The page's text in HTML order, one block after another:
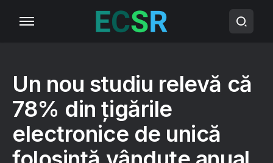
Un nou studiu relevă că
78% din țigările
electronice de unică